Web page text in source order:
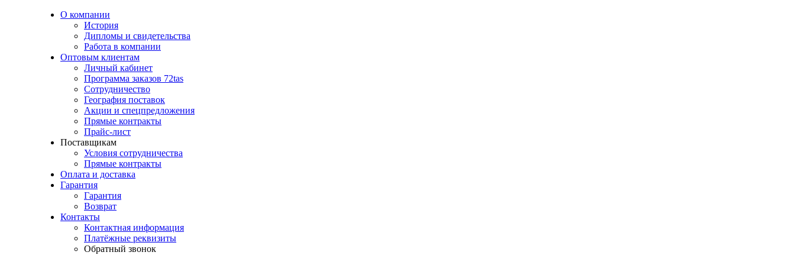
О компании
История
Дипломы и свидетельства
Работа в компании
Оптовым клиентам
Личный кабинет
Программа заказов 72tas
Сотрудничество
География поставок
Акции и спецпредложения
Прямые контракты
Прайс-лист
Поставщикам
Условия сотрудничества
Прямые контракты
Оплата и доставка
Гарантия
Гарантия
Возврат
Контакты
Контактная информация
Платёжные реквизиты
Обратный звонок